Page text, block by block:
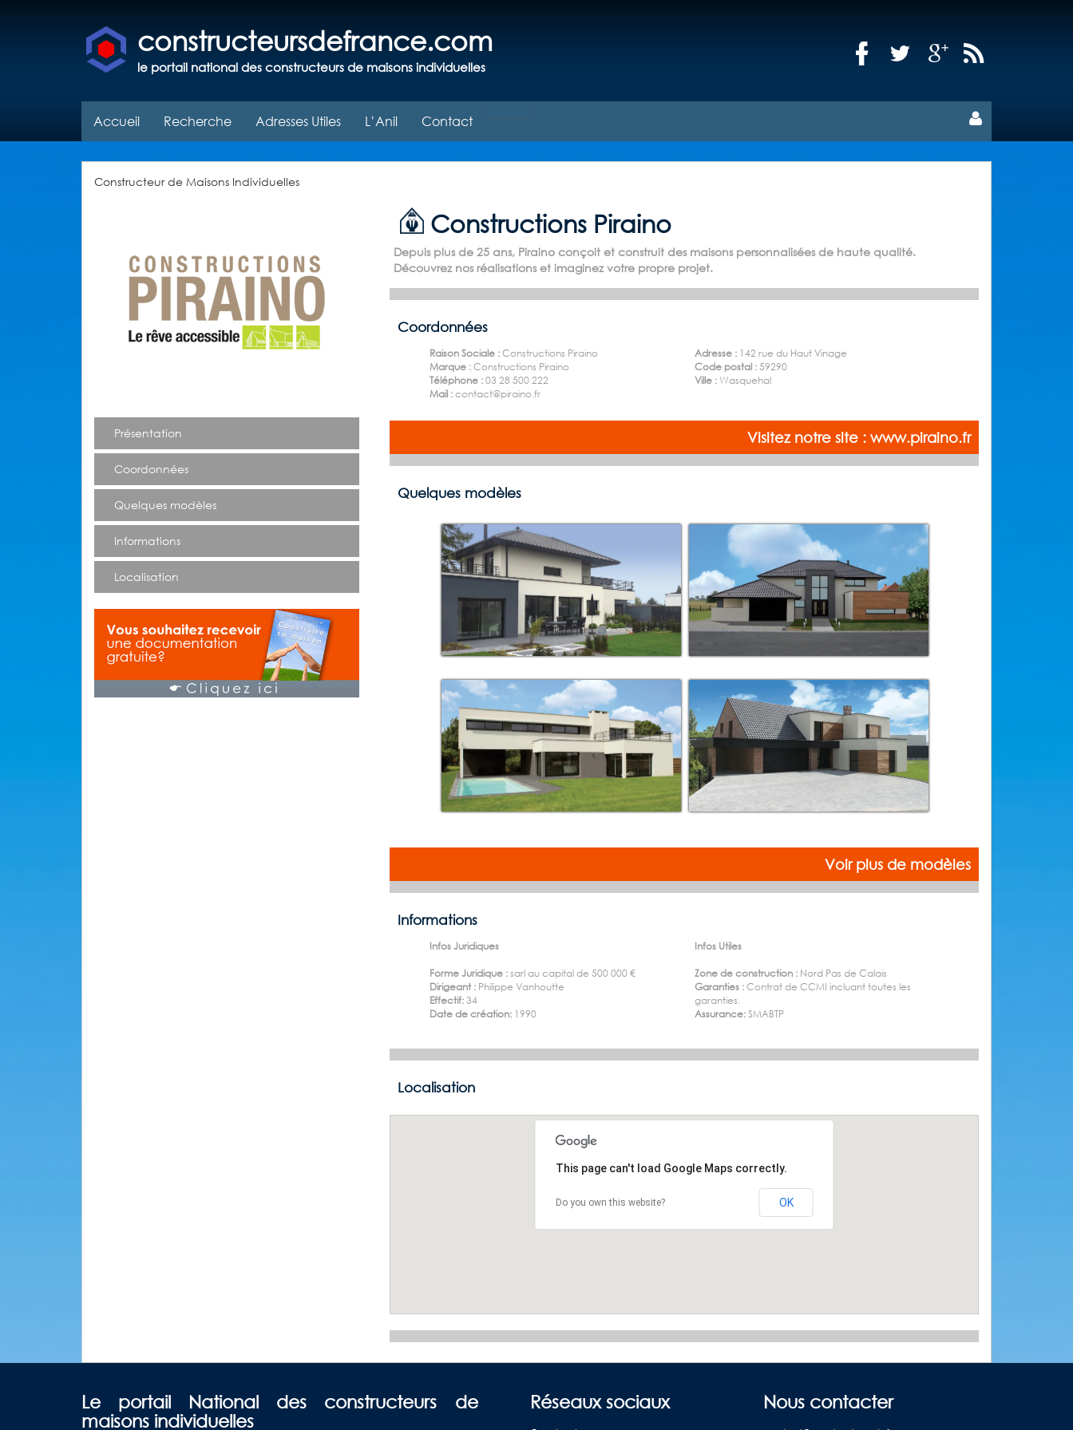
constructeursdefrance.com
le portail national des constructeurs de maisons individuelles
Accueil Recherche Adresses Utiles L’Anil Contact
Constructeur de Maisons Individuelles
Présentation
Coordonnées
Quelques modèles
Informations
Localisation
Constructions Piraino
Depuis plus de 25 ans, Piraino conçoit et construit des maisons personnalisées de haute qualité.
Découvrez nos réalisations et imaginez votre propre projet.
Coordonnées
Raison Sociale :Constructions Piraino
Marque :Constructions Piraino
Téléphone :03 28 500 222
Mail :contact@piraino.fr
Adresse : 142 rue du Haut Vinage
Code postal :59290
Ville :Wasquehal
Visitez notre site : www.piraino.fr
Quelques modèles
Voir plus de modèles
Informations
Infos Juridiques
Forme Juridique :sarl au capital de 500 000 €
Dirigeant : Philippe Vanhoutte
Effectif:34
Date de création: 1990
Infos Utiles
Zone de construction : Nord Pas de Calais
Garanties :Contrat de CCMI incluant toutes les
garanties.
Assurance:SMABTP
Localisation
This page can't load Google Maps correctly.
Do you own this website? OK
Le portail National des constructeurs de
maisons individuelles
Réseaux sociaux Nous contacter